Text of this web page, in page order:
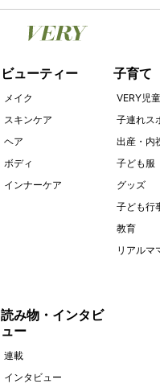
ビューティー
メイク
スキンケア
ヘア
ボディ
インナーケア
子育て
VERY児
子連れス
出産・内
子ども服
グッズ
子ども行
教育
リアルマ
読み物・インタビ
ュー
連載
インタビュー